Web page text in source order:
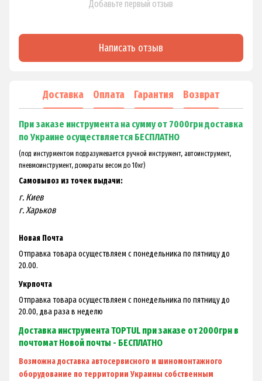
Добавьте первый отзыв
Написать отзыв
Доставка Оплата Гарантия Возврат
При заказе инструмента на сумму от 7000грн доставка
по Украине осуществляется БЕСПЛАТНО
(под инстурментом подразумевается ручной инструмент, автоинструмент,
пневмоинструмент, домкраты весом до 10кг)
Самовывоз из точек выдачи:
г. Киев
г. Харьков
Новая Почта
Отправка товара осуществляем с понедельника по пятницу до
20.00.
Укрпочта
Отправка товара осуществляем с понедельника по пятницу до
20.00, два раза в неделю
Доставка инструмента TOPTUL при заказе от 2000грн в
почтомат Новой почты - БЕСПЛАТНО
Возможна доставка автосервисного и шиномонтажного
оборудование по территории Украины собственным